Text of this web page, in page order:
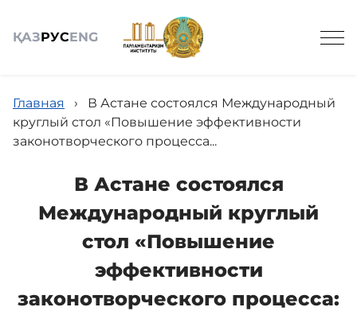
ҚАЗРУСENG
Общие сведения
Досье законопроектов
Главная ›
В Астане состоялся Международный
круглый стол «Повышение эффективности
законотворческого процесса...
В Астане состоялся
Международный круглый
стол «Повышение
эффективности
законотворческого процесса: